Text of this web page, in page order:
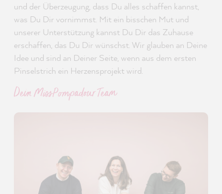
und der Überzeugung, dass Du alles schaffen kannst,
was Du Dir vornimmst. Mit ein bisschen Mut und
unserer Unterstützung kannst Du Dir das Zuhause
erschaffen, das Du Dir wünschst. Wir glauben an Deine
Idee und sind an Deiner Seite, wenn aus dem ersten
Pinselstrich ein Herzensprojekt wird.
Dein MissPompadour Team